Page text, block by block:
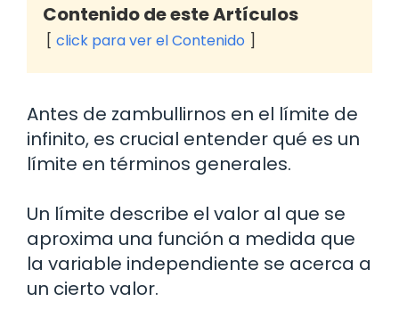
Contenido de este Artículos
click para ver el Contenido
Antes de zambullirnos en el límite de
infinito, es crucial entender qué es un
límite en términos generales.
Un límite describe el valor al que se
aproxima una función a medida que
la variable independiente se acerca a
un cierto valor.